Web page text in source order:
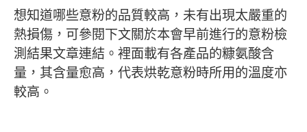
想知道哪些意粉的品質較高，未有出現太嚴重的
熱損傷，可參閱下文關於本會早前進行的意粉檢
測結果文章連結。裡面載有各產品的糠氨酸含
量，其含量愈高，代表烘乾意粉時所用的溫度亦
較高。